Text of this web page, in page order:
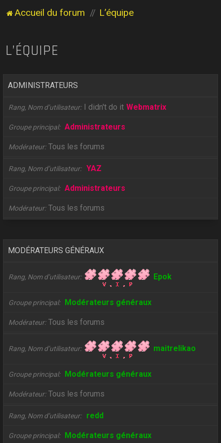
Accueil du forum L’équipe
L’ÉQUIPE
ADMINISTRATEURS
Rang, Nom d’utilisateur I didn't do it Webmatrix
Groupe principal Administrateurs
Modérateur Tous les forums
Rang, Nom d’utilisateur YAZ
Groupe principal Administrateurs
Modérateur Tous les forums
MODÉRATEURS GÉNÉRAUX
Rang, Nom d’utilisateur Epok
Groupe principal Modérateurs généraux
Modérateur Tous les forums
Rang, Nom d’utilisateur maitrelikao
Groupe principal Modérateurs généraux
Modérateur Tous les forums
Rang, Nom d’utilisateur redd
Groupe principal Modérateurs généraux